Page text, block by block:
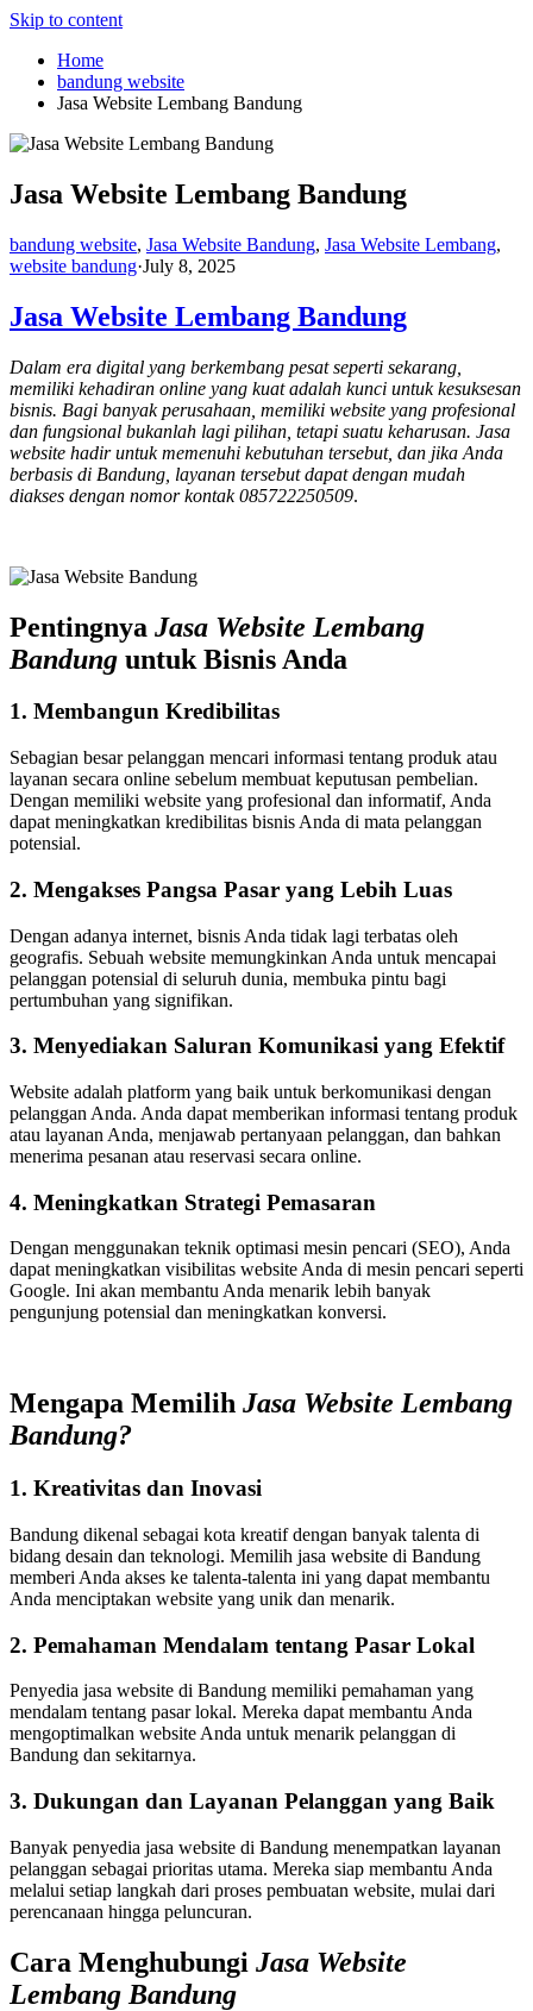
Skip to content
Home
bandung website
Jasa Website Lembang Bandung
Jasa Website Lembang Bandung
bandung website, Jasa Website Bandung, Jasa Website Lembang,
website bandung·July 8, 2025
Jasa Website Lembang Bandung
Dalam era digital yang berkembang pesat seperti sekarang,
memiliki kehadiran online yang kuat adalah kunci untuk kesuksesan
bisnis. Bagi banyak perusahaan, memiliki website yang profesional
dan fungsional bukanlah lagi pilihan, tetapi suatu keharusan. Jasa
website hadir untuk memenuhi kebutuhan tersebut, dan jika Anda
berbasis di Bandung, layanan tersebut dapat dengan mudah
diakses dengan nomor kontak 085722250509.
Pentingnya Jasa Website Lembang
Bandung untuk Bisnis Anda
1. Membangun Kredibilitas
Sebagian besar pelanggan mencari informasi tentang produk atau
layanan secara online sebelum membuat keputusan pembelian.
Dengan memiliki website yang profesional dan informatif, Anda
dapat meningkatkan kredibilitas bisnis Anda di mata pelanggan
potensial.
2. Mengakses Pangsa Pasar yang Lebih Luas
Dengan adanya internet, bisnis Anda tidak lagi terbatas oleh
geografis. Sebuah website memungkinkan Anda untuk mencapai
pelanggan potensial di seluruh dunia, membuka pintu bagi
pertumbuhan yang signifikan.
3. Menyediakan Saluran Komunikasi yang Efektif
Website adalah platform yang baik untuk berkomunikasi dengan
pelanggan Anda. Anda dapat memberikan informasi tentang produk
atau layanan Anda, menjawab pertanyaan pelanggan, dan bahkan
menerima pesanan atau reservasi secara online.
4. Meningkatkan Strategi Pemasaran
Dengan menggunakan teknik optimasi mesin pencari (SEO), Anda
dapat meningkatkan visibilitas website Anda di mesin pencari seperti
Google. Ini akan membantu Anda menarik lebih banyak
pengunjung potensial dan meningkatkan konversi.
Mengapa Memilih Jasa Website Lembang
Bandung?
1. Kreativitas dan Inovasi
Bandung dikenal sebagai kota kreatif dengan banyak talenta di
bidang desain dan teknologi. Memilih jasa website di Bandung
memberi Anda akses ke talenta-talenta ini yang dapat membantu
Anda menciptakan website yang unik dan menarik.
2. Pemahaman Mendalam tentang Pasar Lokal
Penyedia jasa website di Bandung memiliki pemahaman yang
mendalam tentang pasar lokal. Mereka dapat membantu Anda
mengoptimalkan website Anda untuk menarik pelanggan di
Bandung dan sekitarnya.
3. Dukungan dan Layanan Pelanggan yang Baik
Banyak penyedia jasa website di Bandung menempatkan layanan
pelanggan sebagai prioritas utama. Mereka siap membantu Anda
melalui setiap langkah dari proses pembuatan website, mulai dari
perencanaan hingga peluncuran.
Cara Menghubungi Jasa Website
Lembang Bandung